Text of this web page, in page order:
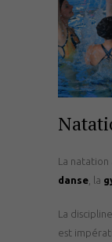
La natation
danse , la
La
est